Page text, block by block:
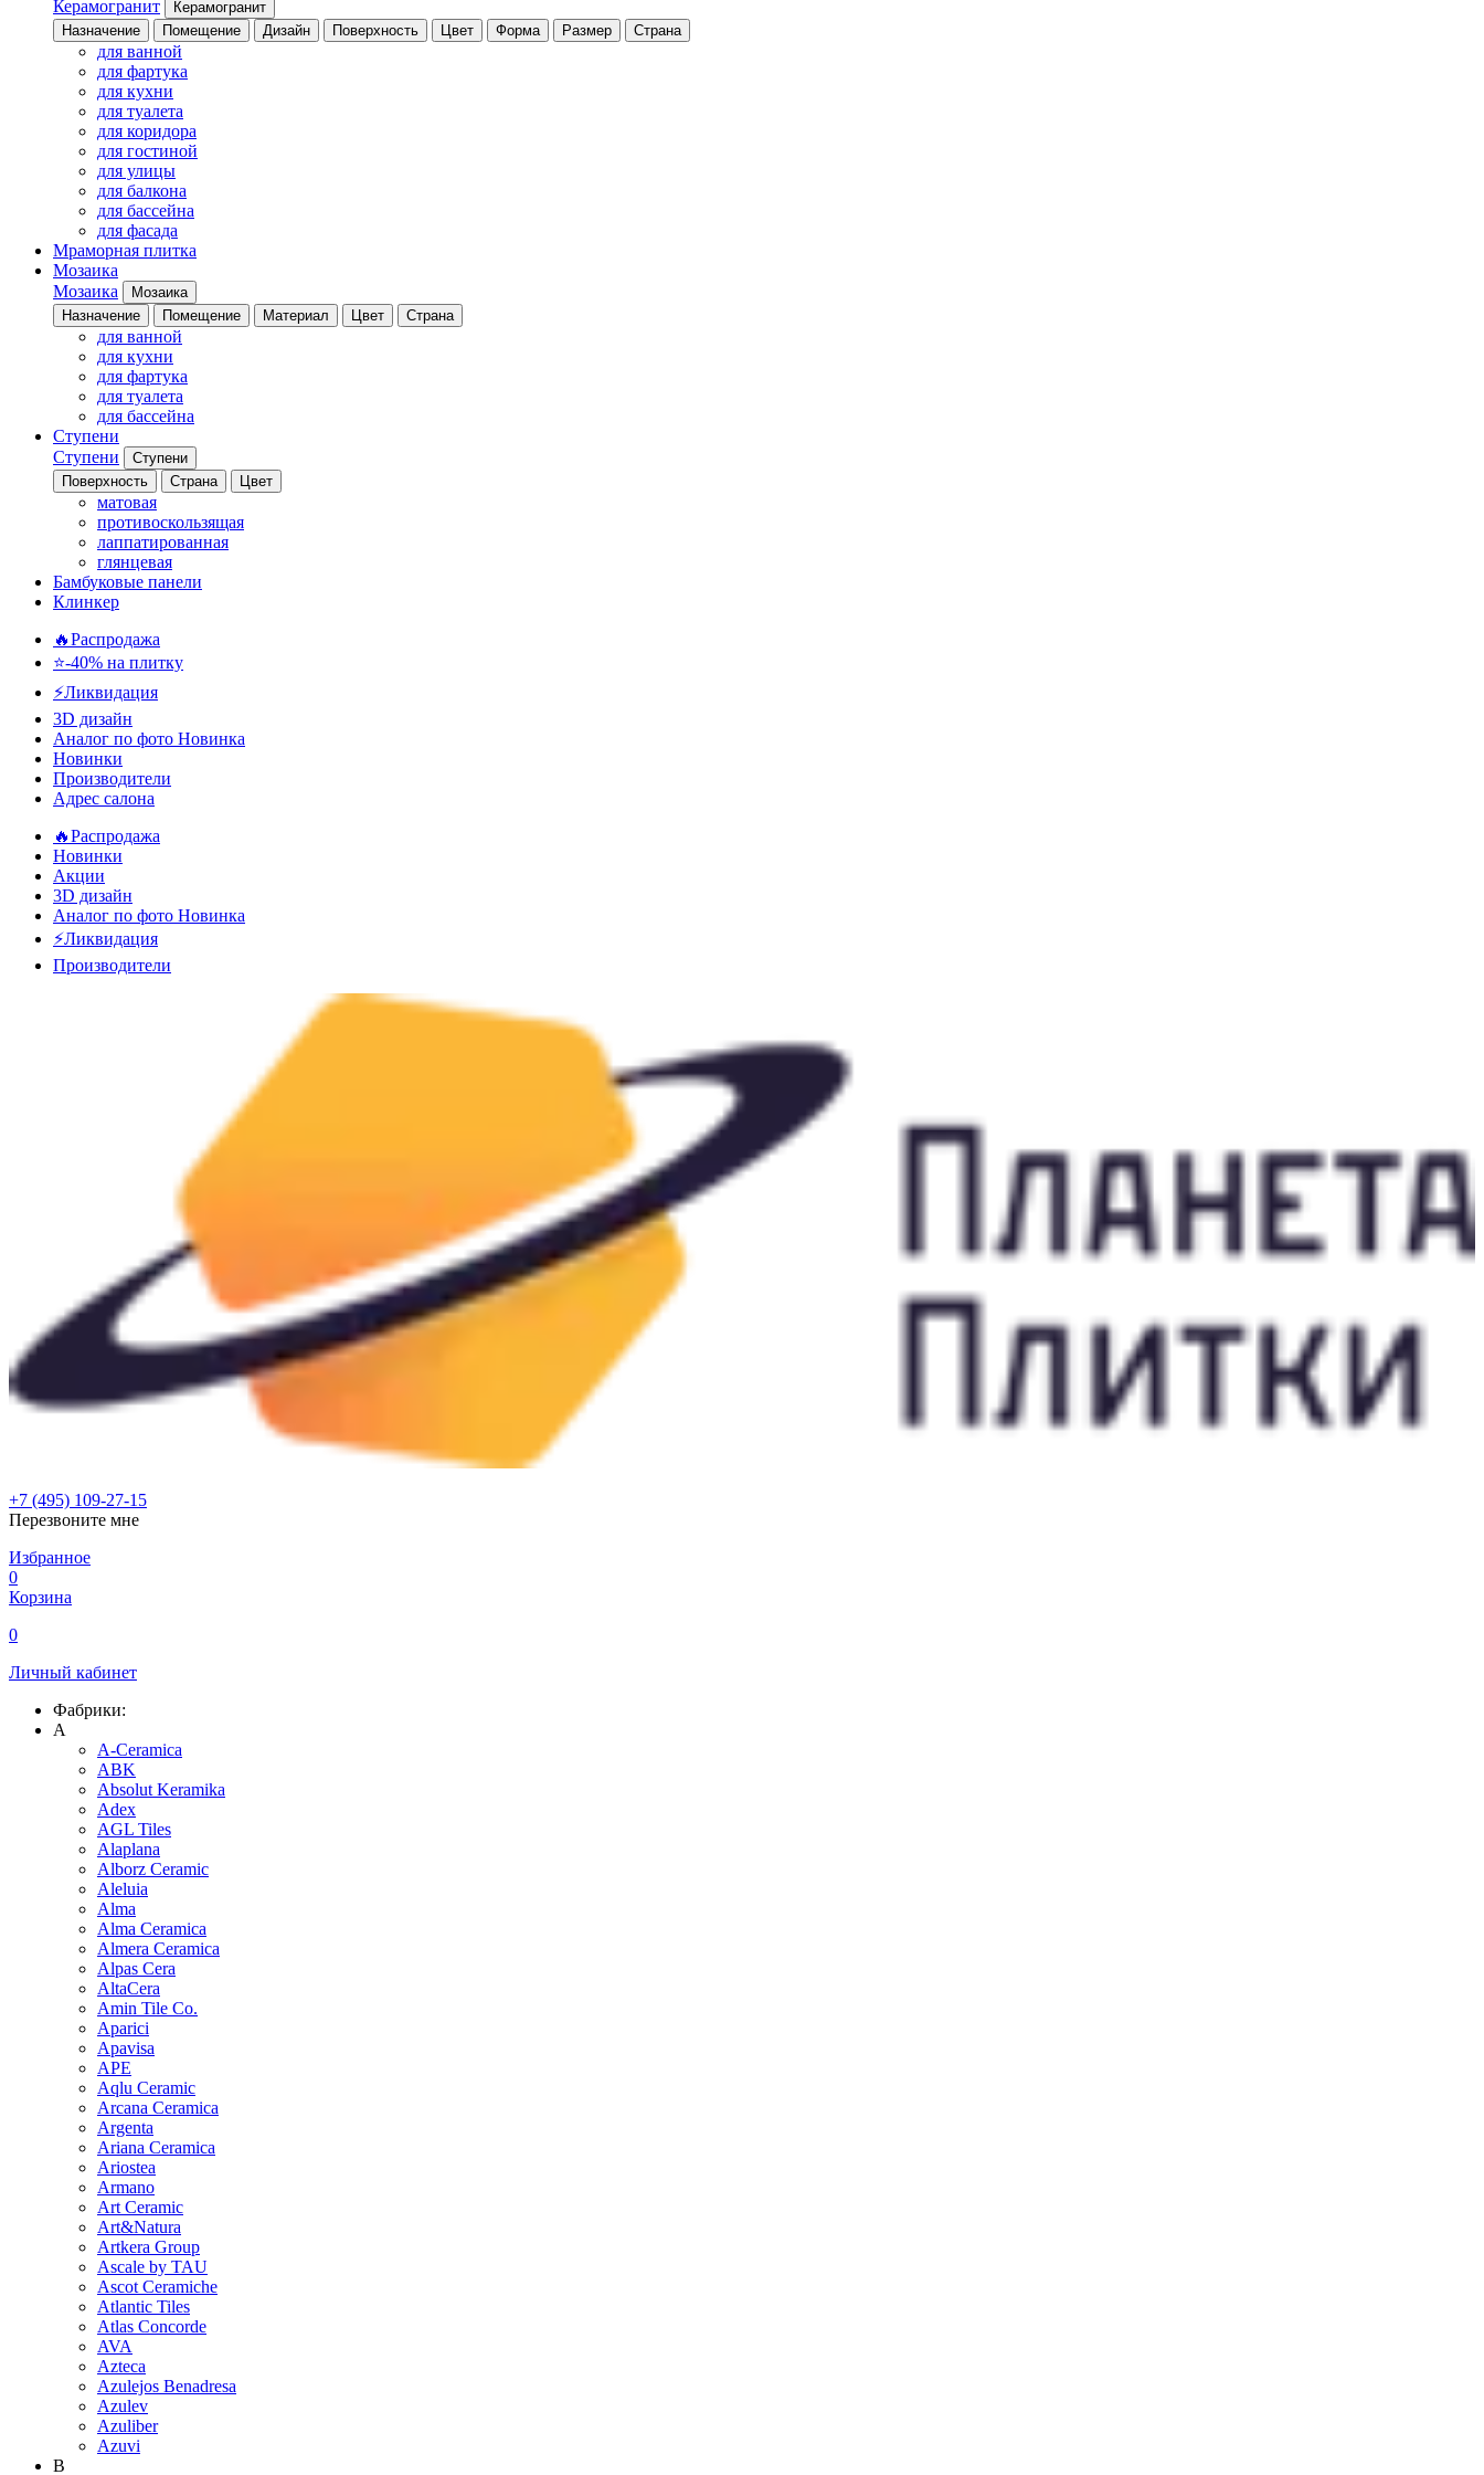
Керамогранит
Керамогранит
Назначение
Помещение Дизайн Поверхность Цвет Форма Размер Страна
для ванной
для фартука
для кухни
для туалета
для коридора
для гостиной
для улицы
для балкона
для бассейна
для фасада
Мраморная плитка
Мозаика
Мозаика
Мозаика
Назначение
Помещение Материал Цвет Страна
для ванной
для кухни
для фартука
для туалета
для бассейна
Ступени
Ступени
Ступени
Поверхность
Страна Цвет
матовая
противоскользящая
лаппатированная
глянцевая
Бамбуковые панели
Клинкер
🔥Распродажа
⭐-40% на плитку
⚡️Ликвидация
3D дизайн
Аналог по фото Новинка
Новинки
Производители
Адрес салона
🔥Распродажа
Новинки
Акции
3D дизайн
Аналог по фото Новинка
⚡Ликвидация
Производители
+7 (495) 109-27-15
Перезвоните мне
Избранное
0
Корзина
0
Личный кабинет
Фабрики:
A
A-Ceramica
ABK
Absolut Keramika
Adex
AGL Tiles
Alaplana
Alborz Ceramic
Aleluia
Alma
Alma Ceramica
Almera Ceramica
Alpas Cera
AltaCera
Amin Tile Co.
Aparici
Apavisa
APE
Aqlu Ceramic
Arcana Ceramica
Argenta
Ariana Ceramica
Ariostea
Armano
Art Ceramic
Art&Natura
Artkera Group
Ascale by TAU
Ascot Ceramiche
Atlantic Tiles
Atlas Concorde
AVA
Azteca
Azulejos Benadresa
Azulev
Azuliber
Azuvi
B